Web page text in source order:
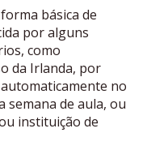
básica de
por alguns
como
da Irlanda, por
no
semana de aula, ou
instituição de